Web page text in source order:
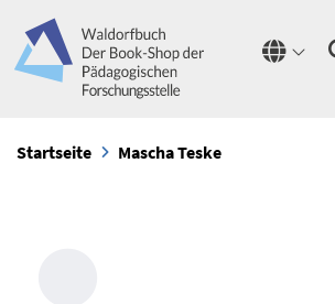
Startseite Mascha Teske